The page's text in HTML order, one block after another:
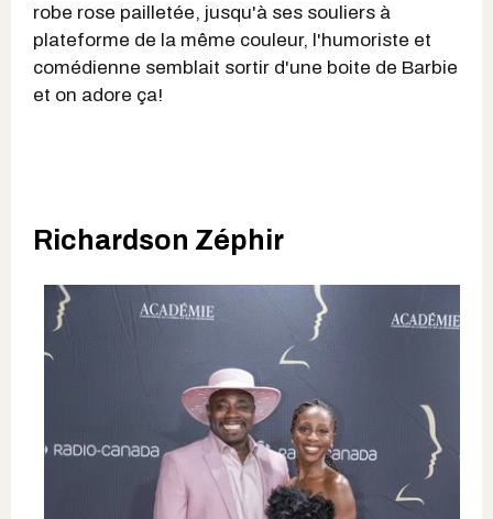
robe rose pailletée, jusqu'à ses souliers à
plateforme de la même couleur, l'humoriste et
comédienne semblait sortir d'une boite de Barbie
et on adore ça!
Richardson Zéphir